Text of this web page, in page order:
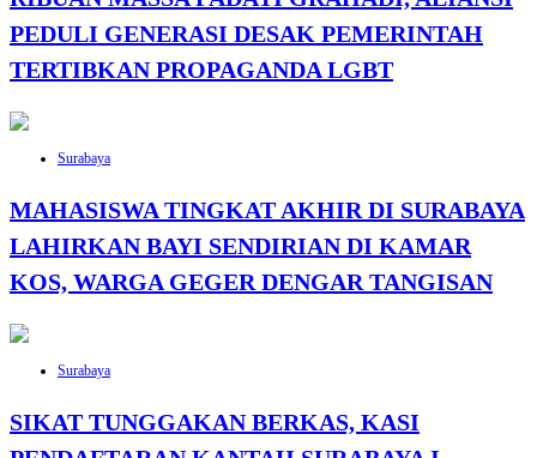
PEDULI GENERASI DESAK PEMERINTAH
TERTIBKAN PROPAGANDA LGBT
Surabaya
MAHASISWA TINGKAT AKHIR DI SURABAYA
LAHIRKAN BAYI SENDIRIAN DI KAMAR
KOS, WARGA GEGER DENGAR TANGISAN
Surabaya
SIKAT TUNGGAKAN BERKAS, KASI